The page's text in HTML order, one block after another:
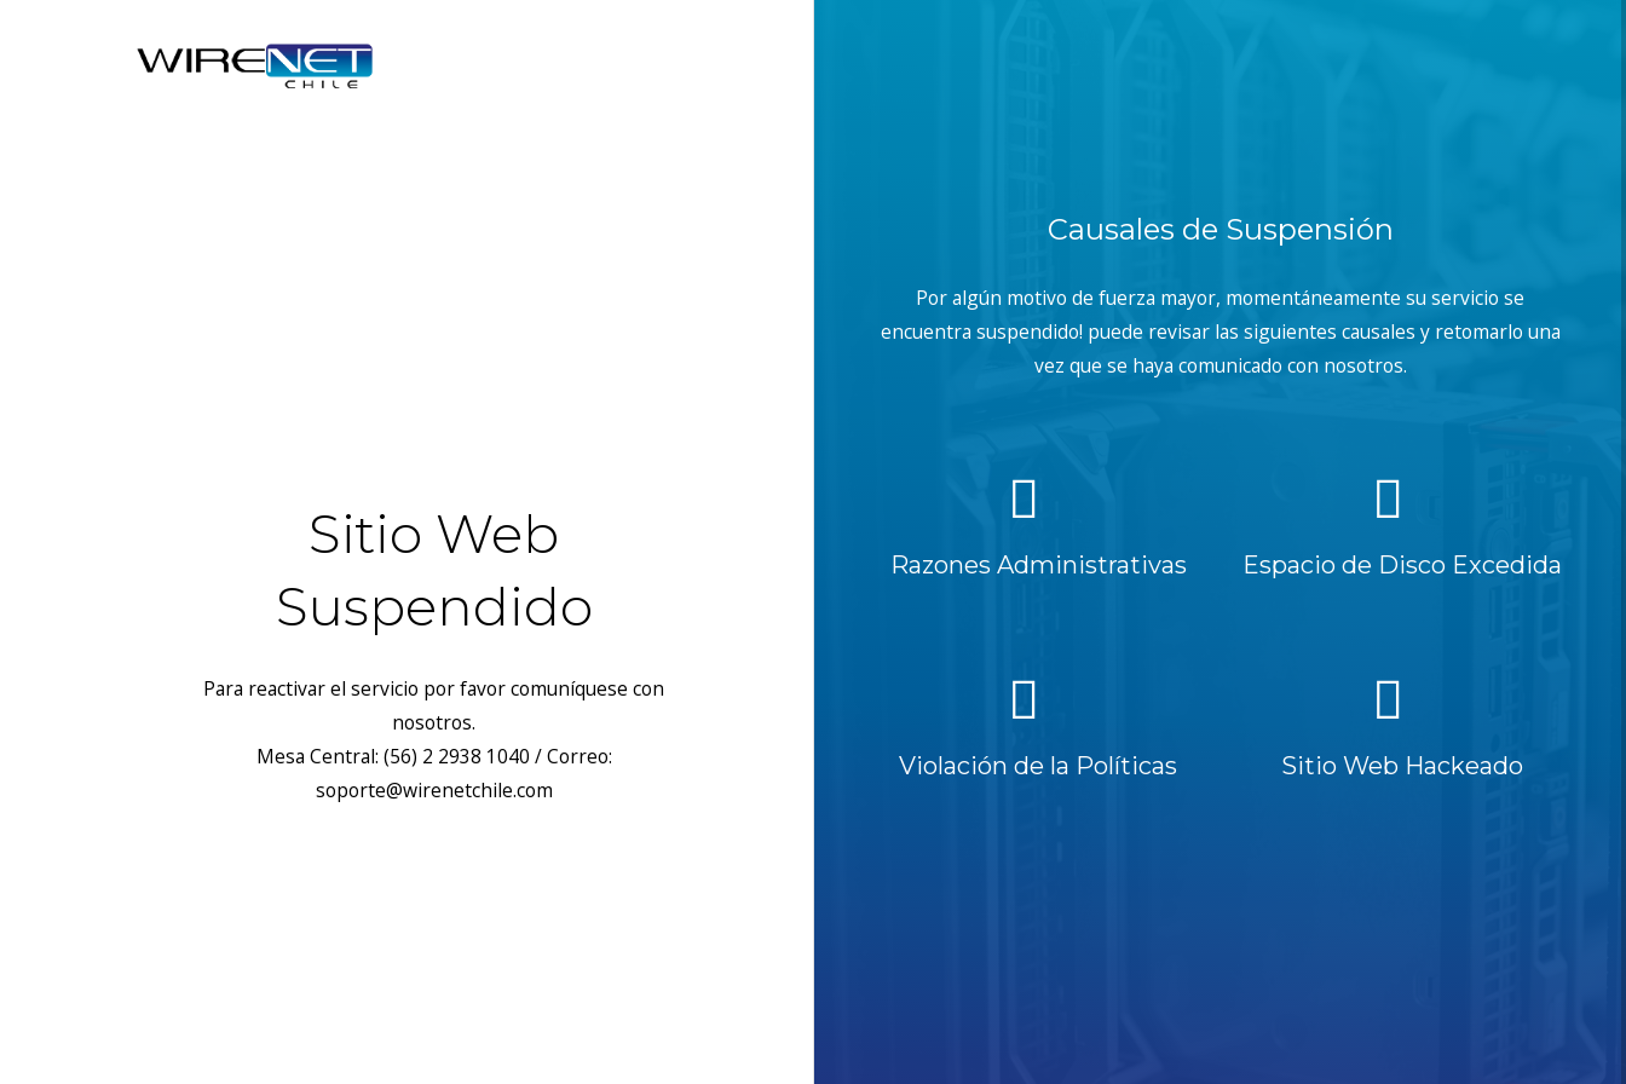
Sitio Web
Suspendido
Para reactivar el servicio por favor comuníquese con
nosotros.
Mesa Central: (56) 2 2938 1040 / Correo:
soporte@wirenetchile.com
Causales de Suspensión
Por algún motivo de fuerza mayor, momentáneamente su servicio se
encuentra suspendido! puede revisar las siguientes causales y retomarlo una
vez que se haya comunicado con nosotros.
Razones Administrativas Espacio de Disco Excedida
Violación de la Políticas Sitio Web Hackeado